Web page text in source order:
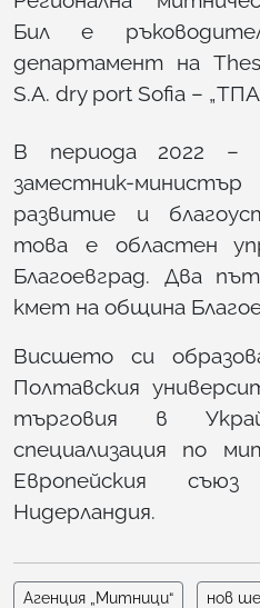
Бил е
департамент на
S.A. dry port Sofia –
В периода 2022 –
заместник-
развитие и
това е областен
Благоевград. Два
кмет на община
Висшето си
Полтавския
търговия в
специализация по
Европейския
Нидерландия.
Агенция „Митници“ нов